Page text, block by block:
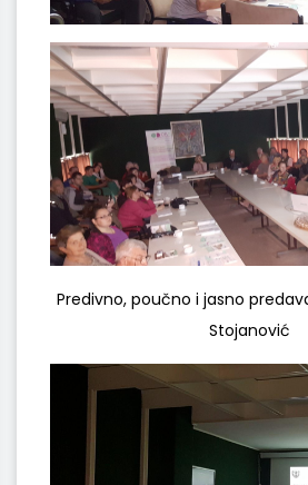
Predivno, poučno i jasno
Stojanović